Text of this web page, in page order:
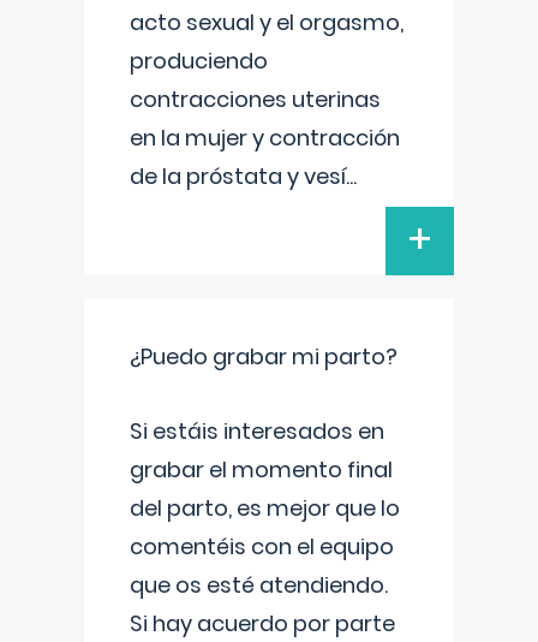
acto sexual y el orgasmo,
produciendo
contracciones uterinas
en la mujer y contracción
de la próstata y vesí...
+
¿Puedo grabar mi parto?
Si estáis interesados en
grabar el momento final
del parto, es mejor que lo
comentéis con el equipo
que os esté atendiendo.
Si hay acuerdo por parte